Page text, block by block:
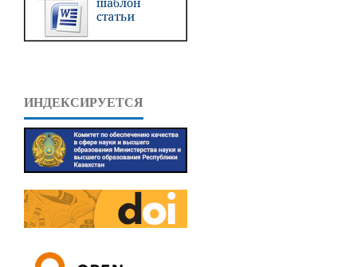
ИНДЕКСИРУЕТСЯ